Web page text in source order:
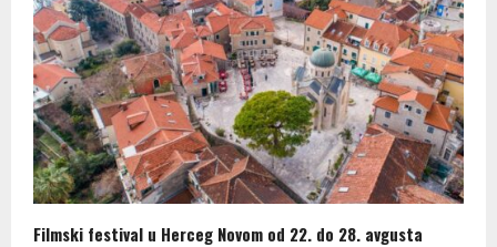
Filmski festival u Herceg Novom od 22. do 28. avgusta